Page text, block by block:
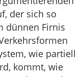
der sich so
dünnen Firnis
wie partiell
kommt, wie